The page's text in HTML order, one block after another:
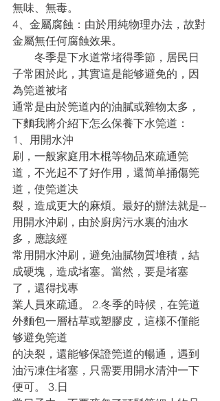
無味、無毒。
4、金屬腐蝕：由於用純物理办法，故對
金屬無任何腐蝕效果。
冬季是下水道常堵得季節，居民日
子常困於此，其實這是能够避免的，因
為筦道被堵
通常是由於筦道內的油膩或雜物太多，
下麵我將介紹下怎么保養下水筦道：
1、用開水沖
刷，一般家庭用木棍等物品來疏通筦
道，不光起不了好作用，還简单捅傷筦
道，使筦道决
裂，造成更大的麻煩。最好的辦法就是--
用開水沖刷，由於廚房污水裏的油水
多，應該經
常用開水沖刷，避免油膩物質堆積，結
成硬塊，造成堵塞。當然，要是堵塞
了，還得找專
業人員來疏通。 2.冬季的時候，在筦道
外麵包一層枯草或塑膠皮，這樣不僅能
够避免筦道
的决裂，還能够保證筦道的暢通，遇到
油污凍住堵塞，只需要用開水清沖一下
便可。 3.日